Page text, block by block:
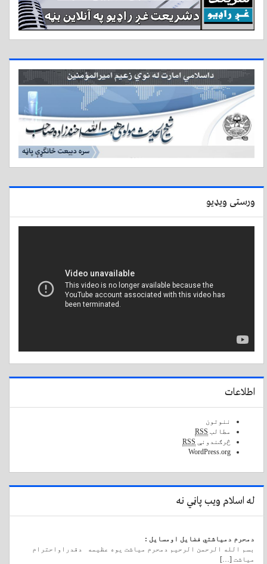
ورستی ویډیو
اطلاعات
ننوتون
مطالب RSS
څرګندونې RSS
WordPress.org
له اسلام ویب پاڼي نه
دمحرم دمیاشتي فضایل اومسایل :
بسم الله الرحمن الرحیم دمحرم میاشت یوه عظیمه دقدراواحترام
میاشت […]